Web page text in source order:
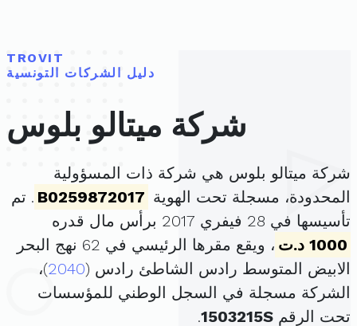
TROVIT
دليل الشركات التونسية
شركة ميتالو بلوس
شركة ميتالو بلوس هي شركة ذات المسؤولية
المحدودة، مسجلة تحت الهوية B0259872017 . تم
تأسيسها في 28 فيفري 2017 برأس مال قدره
1000 د.ت
، ويقع مقرها الرئيسي في 62 نهج البحر
الابيض المتوسط رادس الشاطئ رادس (2040)،
الشركة مسجلة في السجل الوطني للمؤسسات
تحت الرقم 1503215S
.